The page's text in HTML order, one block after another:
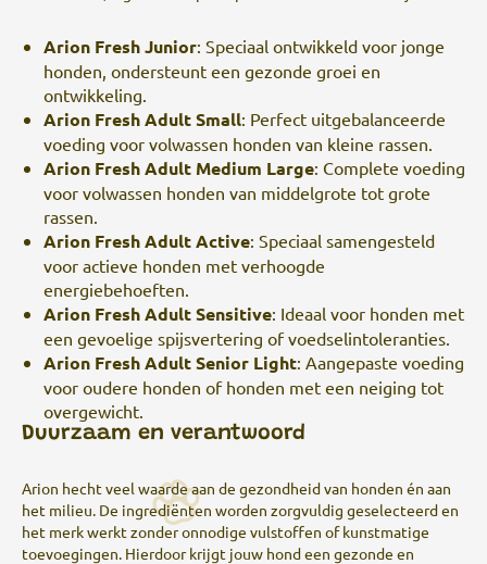
Arion Fresh Junior: Speciaal ontwikkeld voor jonge
honden, ondersteunt een gezonde groei en
ontwikkeling.
Arion Fresh Adult Small: Perfect uitgebalanceerde
voeding voor volwassen honden van kleine rassen.
Arion Fresh Adult Medium Large: Complete voeding
voor volwassen honden van middelgrote tot grote
rassen.
Arion Fresh Adult Active: Speciaal samengesteld
voor actieve honden met verhoogde
energiebehoeften.
Arion Fresh Adult Sensitive: Ideaal voor honden met
een gevoelige spijsvertering of voedselintoleranties.
Arion Fresh Adult Senior Light: Aangepaste voeding
voor oudere honden of honden met een neiging tot
overgewicht.
Duurzaam en verantwoord
Arion hecht veel waarde aan de gezondheid van honden én aan
het milieu. De ingrediënten worden zorgvuldig geselecteerd en
het merk werkt zonder onnodige vulstoffen of kunstmatige
toevoegingen. Hierdoor krijgt jouw hond een gezonde en